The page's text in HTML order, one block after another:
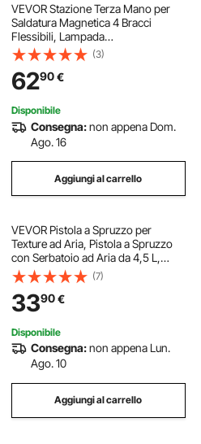
VEVOR Stazione Terza Mano per
Saldatura Magnetica 4 Bracci
Flessibili, Lampada
d'Ingrandimento a LED 3X, 4
Supporti PCB Supporto per Pistola
ad Aria Calda a 360°, Ausilio per
Riparazioni Elettroniche
(3)
6290€
Disponibile
Consegna:non appena Dom.
Ago. 16
Aggiungi al carrello
VEVOR Pistola a Spruzzo per
Texture ad Aria, Pistola a Spruzzo
con Serbatoio ad Aria da 4,5 L,
Spruzzatore Professionale per
Verniciatura di Texture per
Cartongesso con 3 Ugelli (3,5 mm,
6 mm, 8 mm)
(7)
3390€
Disponibile
Consegna:non appena Lun.
Ago. 10
Aggiungi al carrello